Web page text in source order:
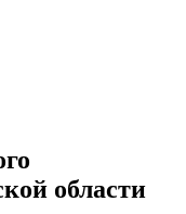
области